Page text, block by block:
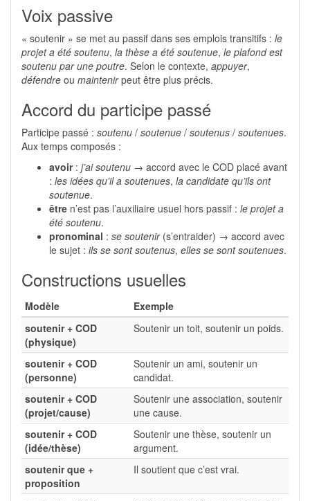
Voix passive
« soutenir » se met au passif dans ses emplois transitifs : le
projet a été soutenu, la thèse a été soutenue, le plafond est
soutenu par une poutre. Selon le contexte, appuyer,
défendre ou maintenirpeut être plus précis.
Accord du participe passé
Participe passé : soutenu / soutenue / soutenus / soutenues.
Aux temps composés :
avoir: j’ai soutenu → accord avec le COD placé avant
: les idées qu’il a soutenues, la candidate qu’ils ont
soutenue.
être n’est pas l’auxiliaire usuel hors passif : le projet a
été soutenu.
pronominal : se soutenir(s’entraider) → accord avec
le sujet : ils se sont soutenus, elles se sont soutenues.
Constructions usuelles
Modèle
Exemple
soutenir + COD
(physique)
Soutenir un toit, soutenir un poids.
soutenir + COD
(personne)
Soutenir un ami, soutenir un
candidat.
soutenir + COD
(projet/cause)
Soutenir une association, soutenir
une cause.
soutenir + COD
(idée/thèse)
Soutenir une thèse, soutenir un
argument.
soutenir que +
proposition
Il soutient que c’est vrai.